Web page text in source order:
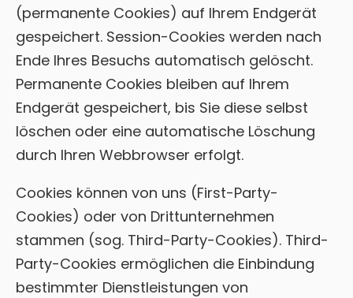
(permanente Cookies) auf Ihrem Endgerät
gespeichert. Session-Cookies werden nach
Ende Ihres Besuchs automatisch gelöscht.
Permanente Cookies bleiben auf Ihrem
Endgerät gespeichert, bis Sie diese selbst
löschen oder eine automatische Löschung
durch Ihren Webbrowser erfolgt.
Cookies können von uns (First-Party-
Cookies) oder von Drittunternehmen
stammen (sog. Third-Party-Cookies). Third-
Party-Cookies ermöglichen die Einbindung
bestimmter Dienstleistungen von